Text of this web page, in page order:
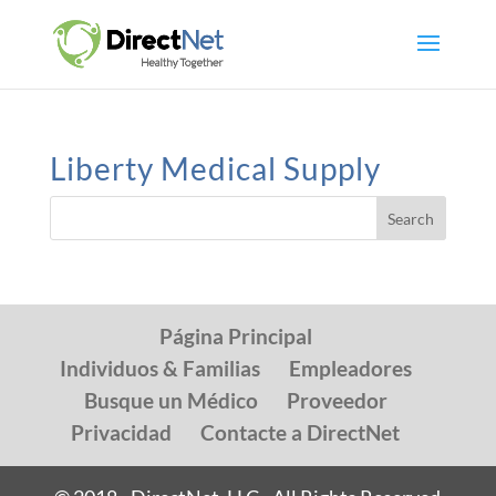
Liberty Medical Supply
Página Principal
Individuos & Familias
Empleadores
Busque un Médico
Proveedor
Privacidad
Contacte a DirectNet